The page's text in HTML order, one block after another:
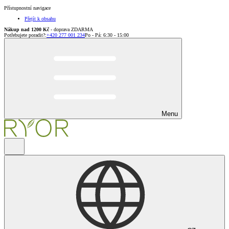
Přístupnostní navigace
Přejít k obsahu
Nákup nad 1200 Kč - doprava ZDARMA
Potřebujete poradit?:+420 277 001 234Po - Pá: 6:30 - 15:00
Menu